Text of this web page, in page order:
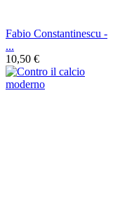
Fabio Constantinescu -
...
10,50 €